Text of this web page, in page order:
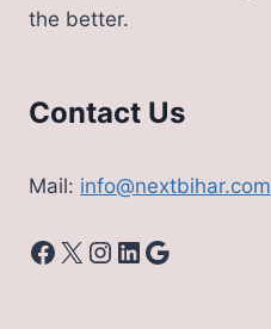
the better.
Contact Us
Mail: info@nextbihar.com
Facebook
X Instagram
LinkedIn
Google